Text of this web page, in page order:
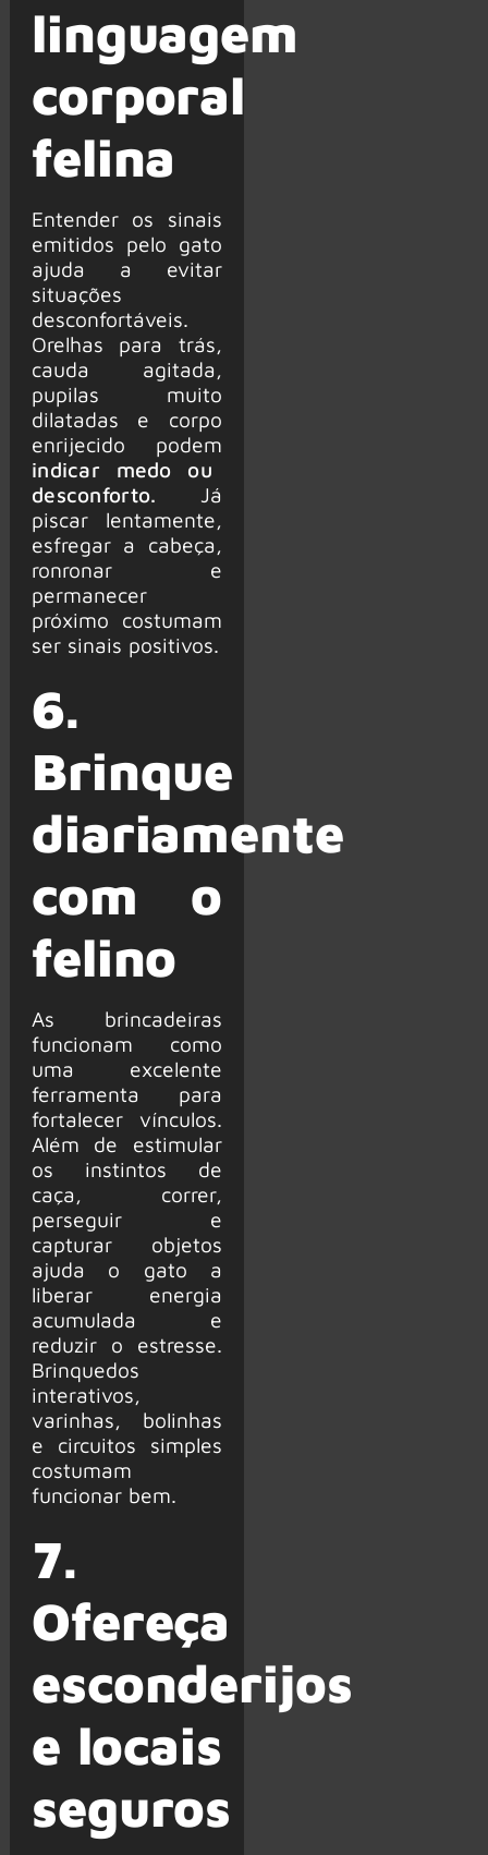
linguagem
corporal
felina
Entender os sinais
emitidos pelo gato
ajuda a evitar
situações
desconfortáveis.
Orelhas para trás,
cauda agitada,
pupilas muito
dilatadas e corpo
enrijecido podem
indicar medo ou
desconforto. Já
piscar lentamente,
esfregar a cabeça,
ronronar e
permanecer
próximo costumam
ser sinais positivos.
6.
Brinque
diariamente
com o
felino
As brincadeiras
funcionam como
uma excelente
ferramenta para
fortalecer vínculos.
Além de estimular
os instintos de
caça, correr,
perseguir e
capturar objetos
ajuda o gato a
liberar energia
acumulada e
reduzir o estresse.
Brinquedos
interativos,
varinhas, bolinhas
e circuitos simples
costumam
funcionar bem.
7.
Ofereça
esconderijos
e locais
seguros